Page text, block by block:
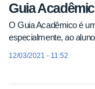
Guia
O Guia Acadêmico é
especialmente, ao
12/03/2021 - 11:52